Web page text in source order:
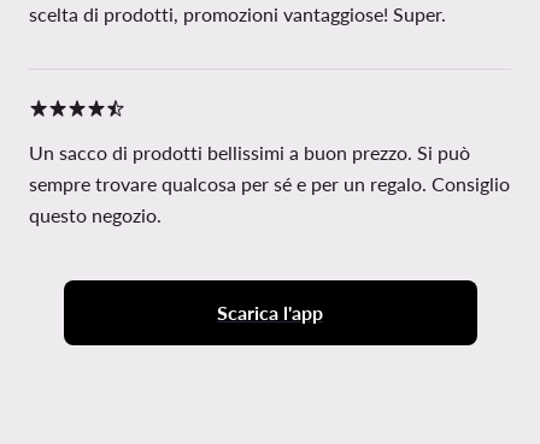
scelta di prodotti, promozioni vantaggiose! Super.
Un sacco di prodotti bellissimi a buon prezzo. Si può
sempre trovare qualcosa per sé e per un regalo. Consiglio
questo negozio.
Scarica l'app